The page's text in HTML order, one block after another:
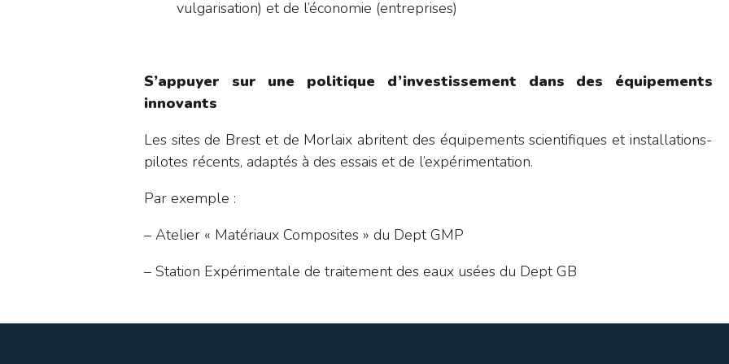
vulgarisation) et de l’économie (entreprises)
S’appuyer sur une politique d’investissement dans des équipements
innovants
Les sites de Brest et de Morlaix abritent des équipements scientifiques et installations-
pilotes récents, adaptés à des essais et de l’expérimentation.
Par exemple :
– Atelier « Matériaux Composites » du Dept GMP
– Station Expérimentale de traitement des eaux usées du Dept GB